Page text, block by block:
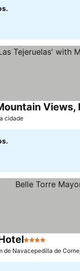
cidade
4 Estrelas
de Navacepedilla de